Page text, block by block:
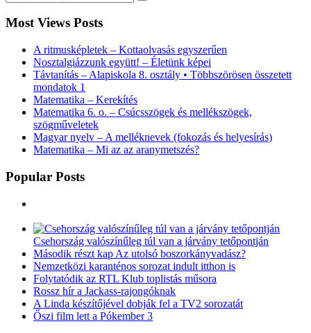
Most Views Posts
A ritmusképletek – Kottaolvasás egyszerűen
Nosztalgiázzunk együtt! – Életünk képei
Távtanítás – Alapiskola 8. osztály • Többszörösen összetett
mondatok 1
Matematika – Kerekítés
Matematika 6. o. – Csúcsszögek és mellékszögek,
szögműveletek
Magyar nyelv – A melléknevek (fokozás és helyesírás)
Matematika – Mi az az aranymetszés?
Popular Posts
Csehország valószínűleg túl van a járvány tetőpontján
Második részt kap Az utolsó boszorkányvadász?
Nemzetközi karanténos sorozat indult itthon is
Folytatódik az RTL Klub toplistás műsora
Rossz hír a Jackass-rajongóknak
A Linda készítőjével dobják fel a TV2 sorozatát
Őszi film lett a Pókember 3